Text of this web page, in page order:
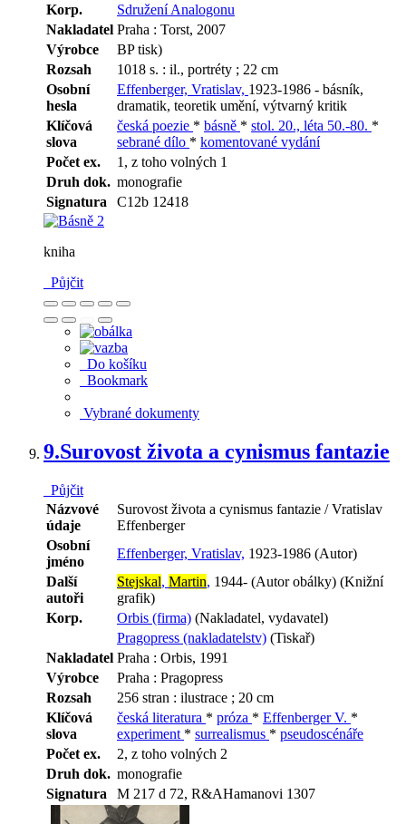
Korp.
Sdružení Analogonu
Nakladatel Praha : Torst, 2007
Výrobce
BP tisk)
Rozsah
1018 s. : il., portréty ; 22 cm
Osobní
hesla
Effenberger, Vratislav, 1923-1986 - básník,
dramatik, teoretik umění, výtvarný kritik
Klíčová
slova
česká poezie * básně * stol. 20., léta 50.-80. *
sebrané dílo * komentované vydání
Počet ex.
1, z toho volných 1
Druh dok. monografie
Signatura
C12b 12418
kniha
Půjčit
Do košíku
Bookmark
Vybrané dokumenty
9.Surovost života a cynismus fantazie
Půjčit
Názvové
údaje
Surovost života a cynismus fantazie / Vratislav
Effenberger
Osobní
jméno
Effenberger, Vratislav, 1923-1986 (Autor)
Další
autoři
Stejskal, Martin, 1944- (Autor obálky) (Knižní
grafik)
Korp.
Orbis (firma) (Nakladatel, vydavatel)
Pragopress (nakladatelstv) (Tiskař)
Nakladatel Praha : Orbis, 1991
Výrobce
Praha : Pragopress
Rozsah
256 stran : ilustrace ; 20 cm
Klíčová
slova
česká literatura * próza * Effenberger V. *
experiment * surrealismus * pseudoscénáře
Počet ex.
2, z toho volných 2
Druh dok. monografie
Signatura
M 217 d 72, R&AHamanovi 1307